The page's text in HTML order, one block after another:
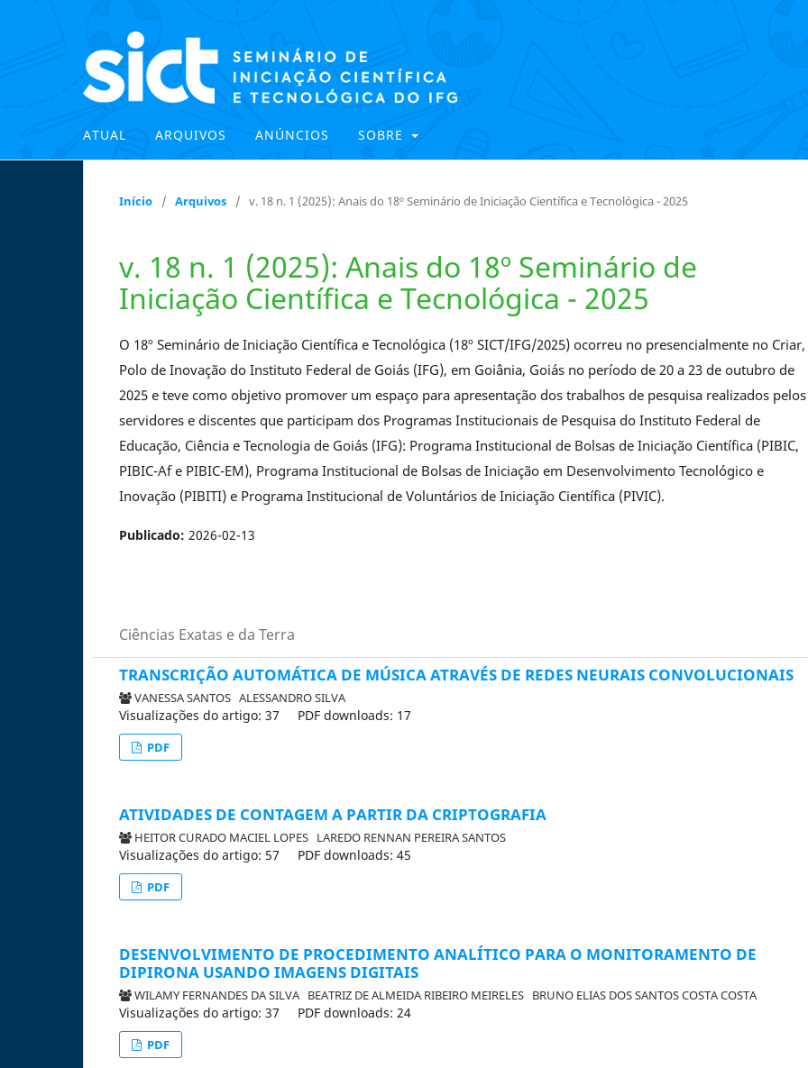
ATUAL ARQUIVOS ANÚNCIOS SOBRE
Início / Arquivos / v. 18 n. 1 (2025): Anais do 18º Seminário de Iniciação Científica e Tecnológica - 2025
v. 18 n. 1 (2025): Anais do 18º Seminário de
Iniciação Científica e Tecnológica - 2025
O 18º Seminário de Iniciação Científica e Tecnológica (18º SICT/IFG/2025) ocorreu no presencialmente no Criar,
Polo de Inovação do Instituto Federal de Goiás (IFG), em Goiânia, Goiás no período de 20 a 23 de outubro de
2025 e teve como objetivo promover um espaço para apresentação dos trabalhos de pesquisa realizados pelos
servidores e discentes que participam dos Programas Institucionais de Pesquisa do Instituto Federal de
Educação, Ciência e Tecnologia de Goiás (IFG): Programa Institucional de Bolsas de Iniciação Científica (PIBIC,
PIBIC-Af e PIBIC-EM), Programa Institucional de Bolsas de Iniciação em Desenvolvimento Tecnológico e
Inovação (PIBITI) e Programa Institucional de Voluntários de Iniciação Científica (PIVIC).
Publicado: 2026-02-13
Ciências Exatas e da Terra
TRANSCRIÇÃO AUTOMÁTICA DE MÚSICA ATRAVÉS DE REDES NEURAIS CONVOLUCIONAIS
VANESSA SANTOS ALESSANDRO SILVA
Visualizações do artigo: 37 PDF downloads: 17
PDF
ATIVIDADES DE CONTAGEM A PARTIR DA CRIPTOGRAFIA
HEITOR CURADO MACIEL LOPES LAREDO RENNAN PEREIRA SANTOS
Visualizações do artigo: 57 PDF downloads: 45
PDF
DESENVOLVIMENTO DE PROCEDIMENTO ANALÍTICO PARA O MONITORAMENTO DE
DIPIRONA USANDO IMAGENS DIGITAIS
WILAMY FERNANDES DA SILVA BEATRIZ DE ALMEIDA RIBEIRO MEIRELES BRUNO ELIAS DOS SANTOS COSTA COSTA
Visualizações do artigo: 37 PDF downloads: 24
PDF